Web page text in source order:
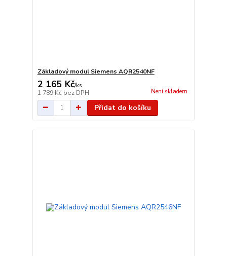
Základový modul Siemens AQR2540NF
2 165 Kč/ks
1 789 Kč bez DPH Není skladem
Přidat do košíku